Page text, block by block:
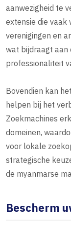
aanwezigheid te
extensie die vaak
verenigingen en
wat bijdraagt aan
professionaliteit
Bovendien kan
helpen bij het
Zoekmachines
domeinen,
voor lokale
strategische
de myanmarse
Bescherm